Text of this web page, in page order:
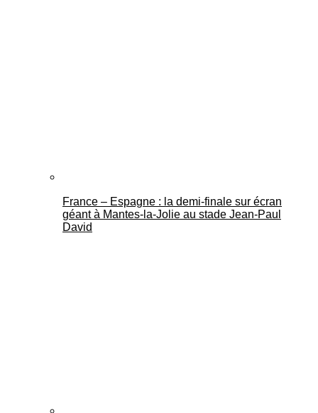
France – Espagne : la demi-finale sur écran
géant à Mantes-la-Jolie au stade Jean-Paul
David